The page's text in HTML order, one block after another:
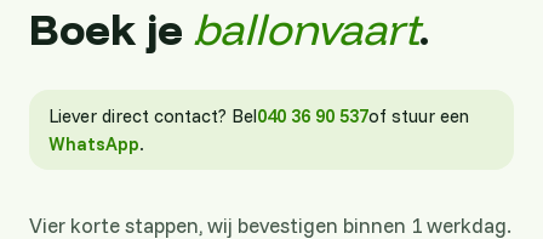
Boek je ballonvaart.
Liever direct contact? Bel040 36 90 537of stuur een
WhatsApp.
Vier korte stappen, wij bevestigen binnen 1 werkdag.